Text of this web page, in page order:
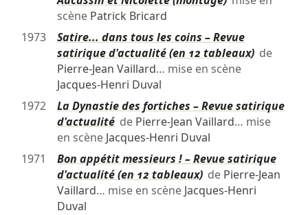
scène Patrick Bricard
1973
Satire... dans tous les coins – Revue
satirique d'actualité (en 12 tableaux)de
Pierre-Jean Vaillard… mise en scène
Jacques-Henri Duval
1972
La Dynastie des fortiches – Revue satirique
d'actualitéde Pierre-Jean Vaillard… mise
en scène Jacques-Henri Duval
1971
Bon appétit messieurs ! – Revue satirique
d'actualité (en 12 tableaux)de Pierre-Jean
Vaillard… mise en scène Jacques-Henri
Duval